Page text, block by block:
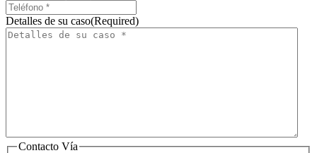
Detalles de su caso(Required)
Contacto Vía